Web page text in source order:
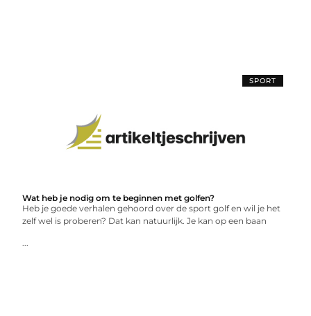
SPORT
Wat heb je nodig om te beginnen met golfen?
Heb je goede verhalen gehoord over de sport golf en wil je het
zelf wel is proberen? Dat kan natuurlijk. Je kan op een baan
...